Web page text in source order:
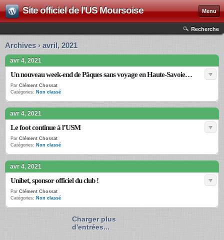
Site officiel de l'US Moursoise Menu
Recherche
Archives › avril, 2021
avr 4, 2021
Un nouveau week-end de Pâques sans voyage en Haute-Savoie…
Par Clément Chossat
Catégories: Non classé
avr 4, 2021
Le foot continue à l’USM
Par Clément Chossat
Catégories: Non classé
avr 4, 2021
Unibet, sponsor officiel du club !
Par Clément Chossat
Catégories: Non classé
Charger plus
d'entrées...